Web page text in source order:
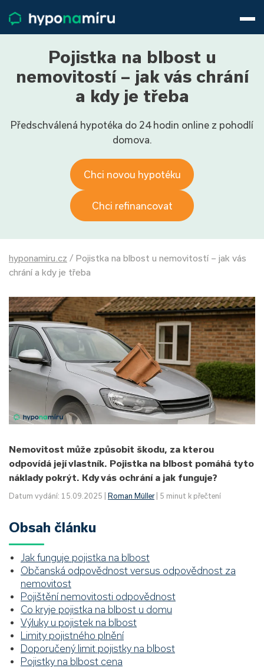
Životní pojištění
Pojištění nemovitosti
Články
9−16 hod.
Přihlásit
Pojistka na blbost u
nemovitostí – jak vás chrání
a kdy je třeba
Předschválená hypotéka do 24 hodin online z pohodlí
domova.
Chci novou hypotéku
Chci refinancovat
hyponamiru.cz / Pojistka na blbost u nemovitostí – jak vás
chrání a kdy je třeba
Nemovitost může způsobit škodu, za kterou
odpovídá její vlastník. Pojistka na blbost pomáhá tyto
náklady pokrýt. Kdy vás ochrání a jak funguje?
Datum vydání: 15.09.2025 | Roman Müller| 5 minut k přečtení
Obsah článku
Jak funguje pojistka na blbost
Občanská odpovědnost versus odpovědnost za
nemovitost
Pojištění nemovitosti odpovědnost
Co kryje pojistka na blbost u domu
Výluky u pojistek na blbost
Limity pojistného plnění
Doporučený limit pojistky na blbost
Pojistky na blbost cena